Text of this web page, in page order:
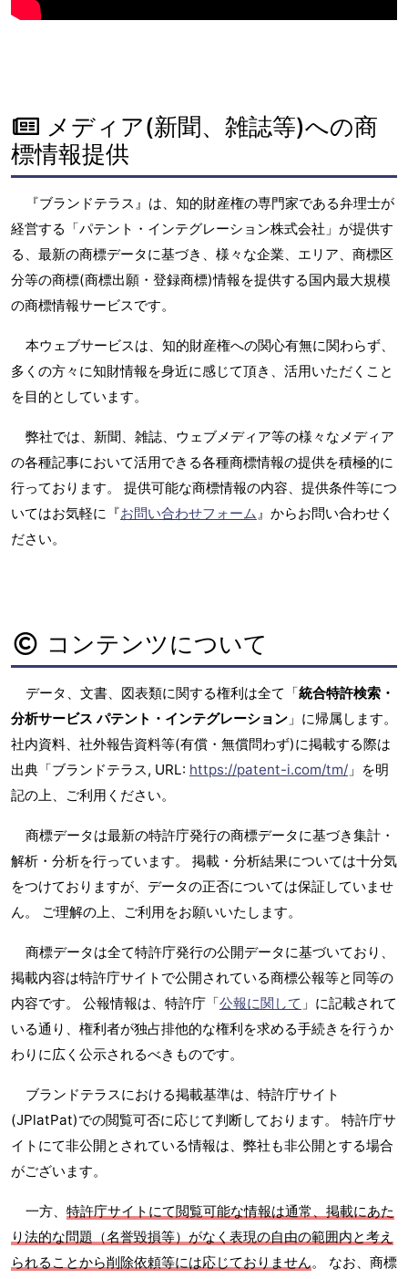
メディア(新聞、雑誌等)への商
標情報提供
『ブランドテラス』は、知的財産権の専門家である弁理士が
経営する「パテント・インテグレーション株式会社」が提供す
る、最新の商標データに基づき、様々な企業、エリア、商標区
分等の商標(商標出願・登録商標)情報を提供する国内最大規模
の商標情報サービスです。
本ウェブサービスは、知的財産権への関心有無に関わらず、
多くの方々に知財情報を身近に感じて頂き、活用いただくこと
を目的としています。
弊社では、新聞、雑誌、ウェブメディア等の様々なメディア
の各種記事において活用できる各種商標情報の提供を積極的に
行っております。 提供可能な商標情報の内容、提供条件等につ
いてはお気軽に『お問い合わせフォーム』からお問い合わせく
ださい。
コンテンツについて
データ、文書、図表類に関する権利は全て「統合特許検索・
分析サービス パテント・インテグレーション 」に帰属します。
社内資料、社外報告資料等(有償・無償問わず)に掲載する際は
出典「ブランドテラス, URL: https://patent-i.com/tm/ 」を明
記の上、ご利用ください。
商標データは最新の特許庁発行の商標データに基づき集計・
解析・分析を行っています。 掲載・分析結果については十分気
をつけておりますが、データの正否については保証していませ
ん。 ご理解の上、ご利用をお願いいたします。
商標データは全て特許庁発行の公開データに基づいており、
掲載内容は特許庁サイトで公開されている商標公報等と同等の
内容です。 公報情報は、特許庁「公報に関して 」に記載されて
いる通り、権利者が独占排他的な権利を求める手続きを行うか
わりに広く公示されるべきものです。
ブランドテラスにおける掲載基準は、特許庁サイト
(JPlatPat)での閲覧可否に応じて判断しております。 特許庁サ
イトにて非公開とされている情報は、弊社も非公開とする場合
がございます。
一方、 特許庁サイトにて閲覧可能な情報は通常、掲載にあた
り法的な問題（名誉毀損等）がなく表現の自由の範囲内と考え
られることから削除依頼等には応じておりません。 なお、商標